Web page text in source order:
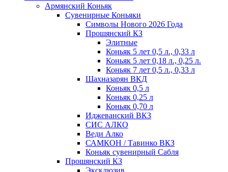
Армянский Коньяк
Сувенирные Коньяки
Символы Нового 2026 Года
Прошянский КЗ
Элитные
Коньяк 5 лет 0,5 л., 0,33 л
Коньяк 5 лет 0,18 л., 0,25 л.
Коньяк 7 лет 0,5 л., 0,33 л
Шахназарян ВКД
Коньяк 0,5 л
Коньяк 0,25 л
Коньяк 0,70 л
Иджеванский ВКЗ
СИС АЛКО
Веди Алко
САМКОН / Тавинко ВКЗ
Коньяк сувенирный Сабля
Прошянский КЗ
Эксклюзив